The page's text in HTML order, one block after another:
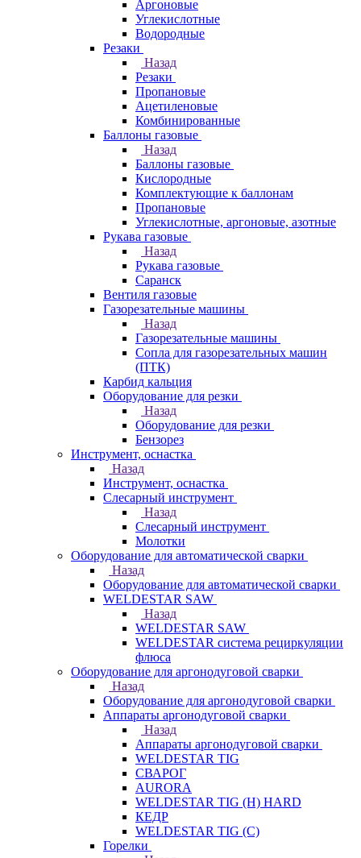
Аргоновые
Углекислотные
Водородные
Резаки
Назад
Резаки
Пропановые
Ацетиленовые
Комбинированные
Баллоны газовые
Назад
Баллоны газовые
Кислородные
Комплектующие к баллонам
Пропановые
Углекислотные, аргоновые, азотные
Рукава газовые
Назад
Рукава газовые
Саранск
Вентиля газовые
Газорезательные машины
Назад
Газорезательные машины
Сопла для газорезательных машин
(ПТК)
Карбид кальция
Оборудование для резки
Назад
Оборудование для резки
Бензорез
Инструмент, оснастка
Назад
Инструмент, оснастка
Слесарный инструмент
Назад
Слесарный инструмент
Молотки
Оборудование для автоматической сварки
Назад
Оборудование для автоматической сварки
WELDESTAR SAW
Назад
WELDESTAR SAW
WELDESTAR система рециркуляции
флюса
Оборудование для аргонодуговой сварки
Назад
Оборудование для аргонодуговой сварки
Аппараты аргонодуговой сварки
Назад
Аппараты аргонодуговой сварки
WELDESTAR TIG
СВАРОГ
AURORA
WELDESTAR TIG (H) HARD
КЕДР
WELDESTAR TIG (С)
Горелки